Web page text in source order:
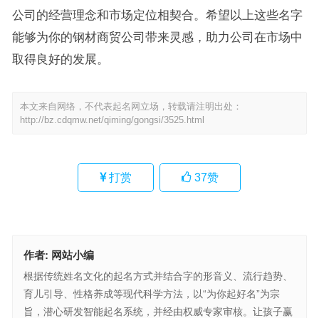
公司的经营理念和市场定位相契合。希望以上这些名字
能够为你的钢材商贸公司带来灵感，助力公司在市场中
取得良好的发展。
本文来自网络，不代表起名网立场，转载请注明出处：
http://bz.cdqmw.net/qiming/gongsi/3525.html
打赏 37赞
作者: 网站小编
根据传统姓名文化的起名方式并结合字的形音义、流行趋势、
育儿引导、性格养成等现代科学方法，以“为你起好名”为宗
旨，潜心研发智能起名系统，并经由权威专家审核。让孩子赢